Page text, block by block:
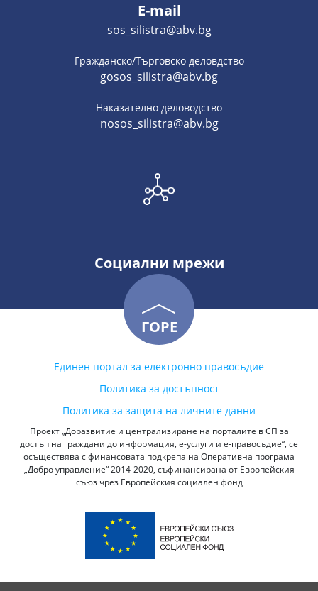
E-mail
sos_silistra@abv.bg
Гражданско/Търговско деловдство
gosos_silistra@abv.bg
Наказателно деловодство
nosos_silistra@abv.bg
Социални мрежи
ГОРЕ
Единен портал за електронно правосъдие
Политика за достъпност
Политика за защита на личните данни
Проект „Доразвитие и централизиране на порталите в СП за
достъп на граждани до информация, е-услуги и е-правосъдие“, се
осъществява с финансовата подкрепа на Оперативна програма
„Добро управление“ 2014-2020, съфинансирана от Европейския
съюз чрез Европейския социален фонд